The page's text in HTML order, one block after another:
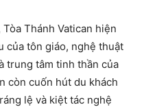
Thánh Vatican hiện
của tôn giáo, nghệ thuật
trung tâm tinh thần của
còn cuốn hút du khách
lệ và kiệt tác nghệ